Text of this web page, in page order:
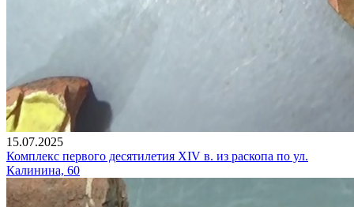
15.07.2025
Комплекс первого десятилетия XIV в. из раскопа по ул.
Калинина, 60